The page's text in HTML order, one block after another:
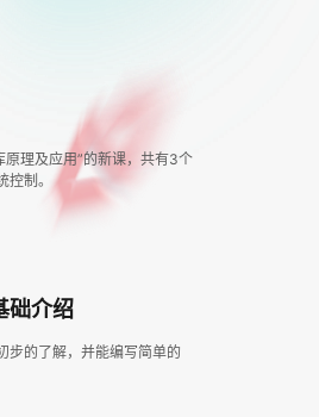
理及应用”的新课，共有3个
制。
础介绍
步的了解，并能编写简单的